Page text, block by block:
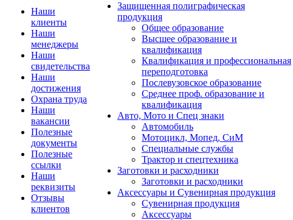
Наши
клиенты
Наши
менеджеры
Наши
свидетельства
Наши
достижения
Охрана труда
Наши
вакансии
Полезные
документы
Полезные
ссылки
Наши
реквизиты
Отзывы
клиентов
Защищенная полиграфическая
продукция
Общее образование
Высшее образование и
квалификация
Квалификация и профессиональная
переподготовка
Послевузовское образование
Среднее проф. образование и
квалификация
Авто, Мото и Спец знаки
Автомобиль
Мотоцикл, Мопед, СиМ
Специальные службы
Трактор и спецтехника
Заготовки и расходники
Заготовки и расходники
Аксессуары и Сувенирная продукция
Сувенирная продукция
Аксессуары